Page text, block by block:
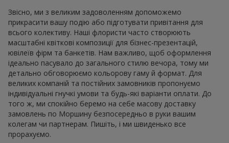
Звісно, ми з великим задоволенням допоможемо
прикрасити вашу подію або підготувати привітання для
всього колективу. Наші флористи часто створюють
масштабні квіткові композиції для бізнес-презентацій,
ювілеїв фірм та банкетів. Нам важливо, щоб оформлення
ідеально пасувало до загального стилю вечора, тому ми
детально обговорюємо кольорову гаму й формат. Для
великих компаній та постійних замовників пропонуємо
індивідуальні гнучкі умови та будь-які варіанти оплати. До
того ж, ми спокійно беремо на себе масову доставку
замовлень по Моршину безпосередньо в руки вашим
колегам чи партнерам. Пишіть, і ми швиденько все
прорахуємо.